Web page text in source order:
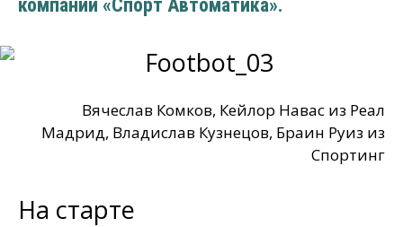
компании «Спорт Автоматика».
Вячеслав Комков, Кейлор Навас из Реал
Мадрид, Владислав Кузнецов, Браин Руиз из
Спортинг
На старте